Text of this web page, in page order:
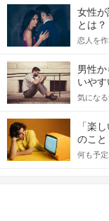
女性
とは？
恋人を
てアプ
格的に
をしっ
記事で
合にど
男性
いや
気にな
しかし
っしゃ
送る
えなが
「楽
のこと
何も予
の楽し